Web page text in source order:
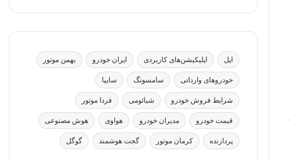
اپل اپلیکیشن‌های کاربردی ایران خودرو بهمن موتور
خودروهای وارداتی سامسونگ سایپا
شرایط فروش خودرو شیائومی فردا موتور
قیمت خودرو مدیران خودرو هواوی هوش مصنوعی
پردازنده کرمان موتور گجت هوشمند گوگل